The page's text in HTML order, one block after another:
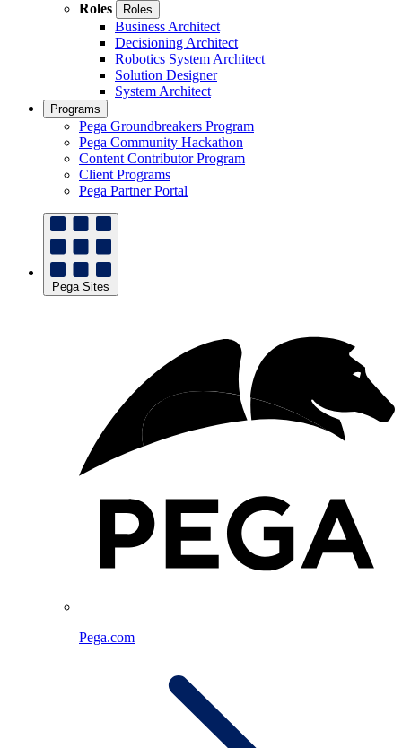
Roles
Roles
Business Architect
Decisioning Architect
Robotics System Architect
Solution Designer
System Architect
Programs
Pega Groundbreakers Program
Pega Community Hackathon
Content Contributor Program
Client Programs
Pega Partner Portal
Pega Sites
Pega.com